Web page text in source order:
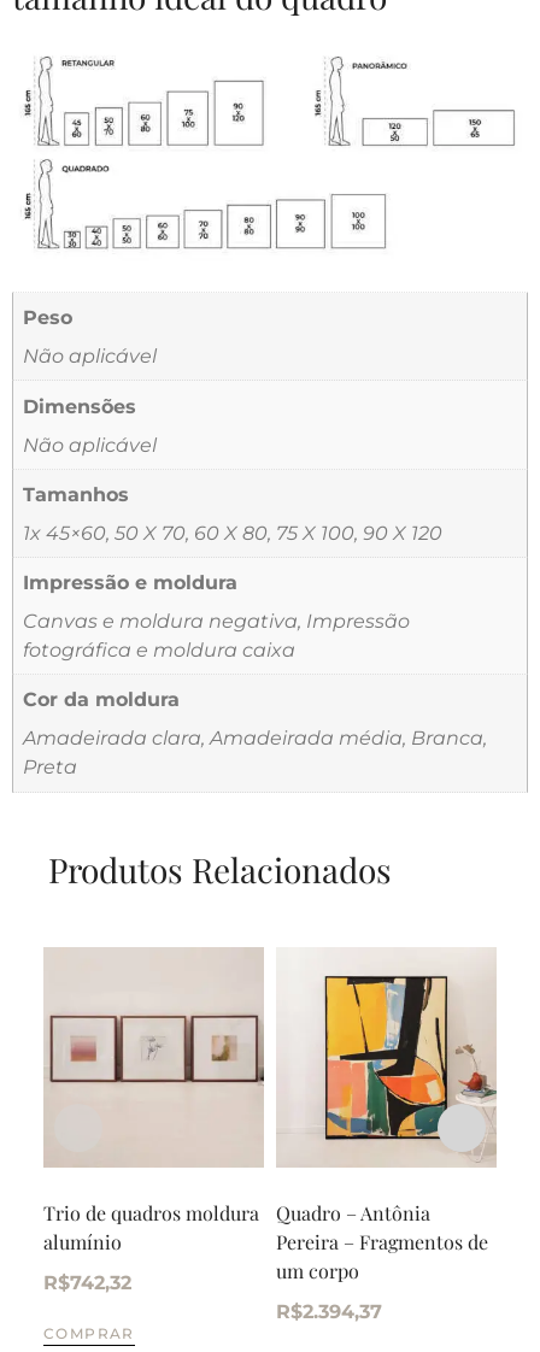
Peso
Não aplicável
Dimensões
Não aplicável
Tamanhos
1x 45×60, 50 X 70, 60 X 80, 75 X 100, 90 X 120
Impressão e moldura
Canvas e moldura negativa, Impressão
fotográfica e moldura caixa
Cor da moldura
Amadeirada clara, Amadeirada média, Branca,
Preta
Produtos Relacionados
Trio de quadros moldura
alumínio
R$742,32
COMPRAR
Quadro – Antônia
Pereira – Fragmentos de
um corpo
R$2.394,37